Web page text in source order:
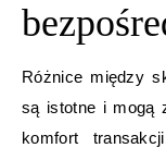
Różnice między
są istotne i mogą
komfort